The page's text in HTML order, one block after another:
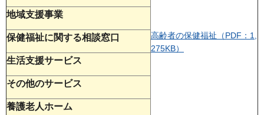
高齢者の保健福祉（PDF：1,
275KB）
地域支援事業
保健福祉に関する相談窓口
生活支援サービス
その他のサービス
養護老人ホーム